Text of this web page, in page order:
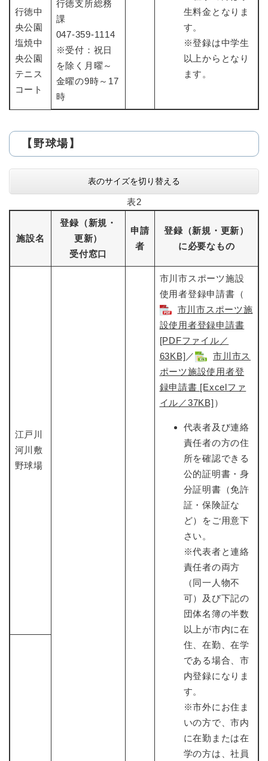
行徳支所総務
課
047-359-1114
※受付：祝日
を除く月曜～
金曜の9時～17
時
生料金となりま
す。
※登録は中学生
以上からとなり
ます。
行徳中
央公園
塩焼中
央公園
テニス
コート
【野球場】
表のサイズを切り替える
表2
施設名
登録（新規・
更新）
受付窓口
申請
者
登録（新規・更新）
に必要なもの
江戸川
河川敷
野球場
市川市スポーツ施設
使用者登録申請書（
市川市スポーツ施
設使用者登録申請書
[PDFファイル／
63KB] ​／
市川市ス
ポーツ施設使用者登
録申請書​ [Excelファ
イル／37KB] ）
代表者及び連絡
責任者の方の住
所を確認できる
公的証明書・身
分証明書（免許
証・保険証な
ど）をご用意下
さい。
※代表者と連絡
責任者の両方
（同一人物不
可）及び下記の
団体名簿の半数
以上が市内に在
住、在勤、在学
である場合、市
内登録になりま
す。
※市外にお住ま
いの方で、市内
に在勤または在
学の方は、社員